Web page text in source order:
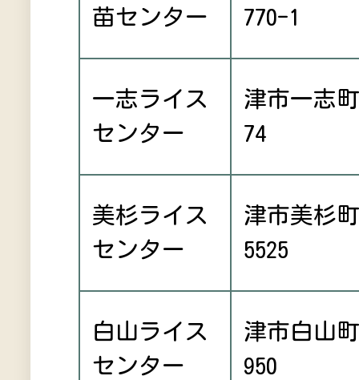
苗センター
770-1
一志ライス
センター
津市一志
74
美杉ライス
センター
津市美杉
5525
白山ライス
センター
津市白山
950